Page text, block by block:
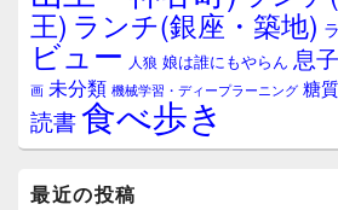
王) ランチ(銀座・築地)
ビュー 人狼 娘は誰にもやらん 息子
画 未分類 機械学習・ディープラーニング 糖
読書食べ歩き
最近の投稿